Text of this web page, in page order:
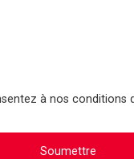
à nos